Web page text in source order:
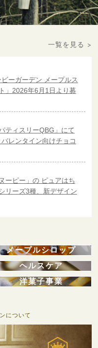
一覧を見る >
ーガーデン メープルス
」2026年6月1日より募
ティスリーQBG」にて
レンタイン向けチョコ
ーピー」の ピュアはち
リーズ3種、新デザイン
メープルシロップ
ヘルスケア
洋菓子事業
について